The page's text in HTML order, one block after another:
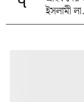
ইসলামী